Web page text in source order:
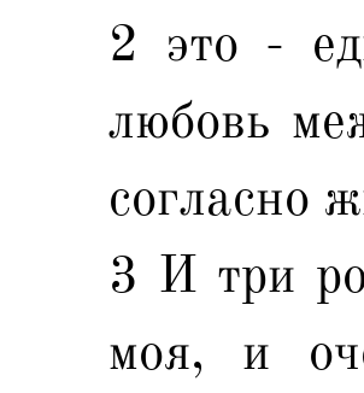
2 это -
любовь
согласно
3 И три
моя, и